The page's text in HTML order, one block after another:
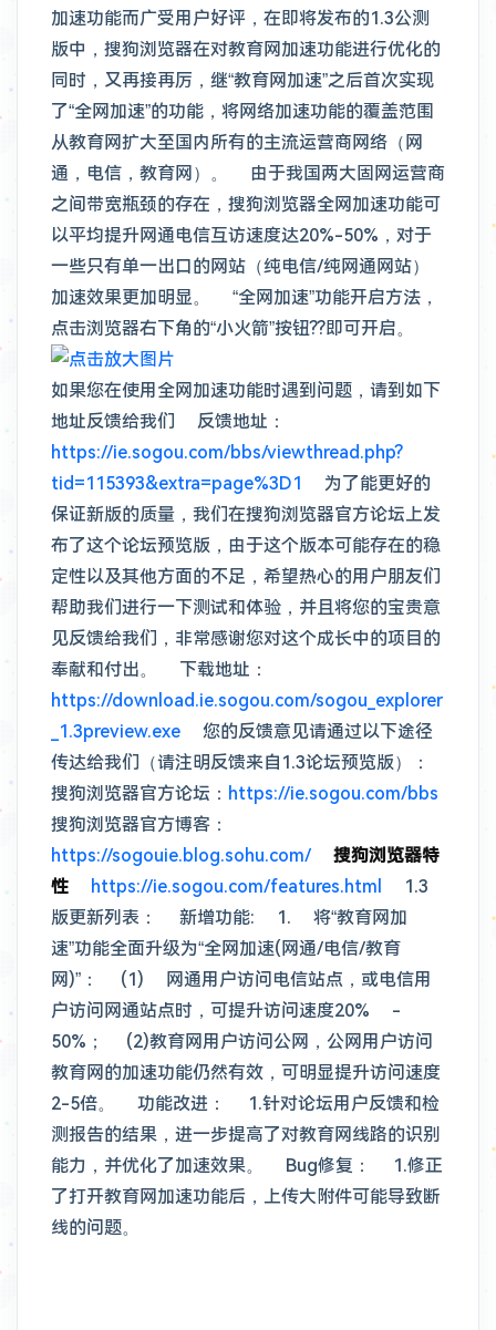
1年前：#软件/扩展Chrome 版本 139 "这些扩展程序不再受支持，因此已停用" ，请教解决办法
加速功能而广受用户好评，在即将发布的1.3公测
版中，搜狗浏览器在对教育网加速功能进行优化的
同时，又再接再厉，继“教育网加速”之后首次实现
了“全网加速”的功能，将网络加速功能的覆盖范围
从教育网扩大至国内所有的主流运营商网络（网
通，电信，教育网）。 由于我国两大固网运营商
之间带宽瓶颈的存在，搜狗浏览器全网加速功能可
以平均提升网通电信互访速度达20%-50%，对于
一些只有单一出口的网站（纯电信/纯网通网站）
加速效果更加明显。 “全网加速”功能开启方法，
点击浏览器右下角的“小火箭”按钮??即可开启。
如果您在使用全网加速功能时遇到问题，请到如下
地址反馈给我们 反馈地址：
https://ie.sogou.com/bbs/viewthread.php?
tid=115393&extra=page%3D1
为了能更好的
保证新版的质量，我们在搜狗浏览器官方论坛上发
布了这个论坛预览版，由于这个版本可能存在的稳
定性以及其他方面的不足，希望热心的用户朋友们
帮助我们进行一下测试和体验，并且将您的宝贵意
见反馈给我们，非常感谢您对这个成长中的项目的
奉献和付出。 下载地址：
https://download.ie.sogou.com/sogou_explorer
_1.3preview.exe 您的反馈意见请通过以下途径
传达给我们（请注明反馈来自1.3论坛预览版）：
搜狗浏览器官方论坛： https://ie.sogou.com/bbs
搜狗浏览器官方博客：
https://sogouie.blog.sohu.com/
搜狗浏览器特
性
https://ie.sogou.com/features.html
1.3
版更新列表： 新增功能: 1. 将“教育网加
速”功能全面升级为“全网加速(网通/电信/教育
网)”： (1) 网通用户访问电信站点，或电信用
户访问网通站点时，可提升访问速度20% -
50%； (2)教育网用户访问公网，公网用户访问
教育网的加速功能仍然有效，可明显提升访问速度
2-5倍。 功能改进： 1.针对论坛用户反馈和检
测报告的结果，进一步提高了对教育网线路的识别
能力，并优化了加速效果。 Bug修复： 1.修正
了打开教育网加速功能后，上传大附件可能导致断
线的问题。